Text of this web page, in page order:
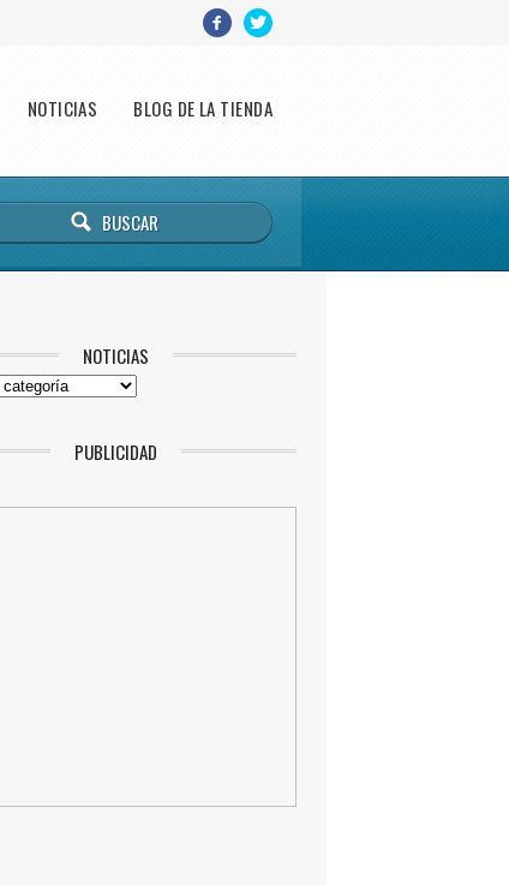
NOTICIAS BLOG DE LA TIENDA
NOTICIAS
PUBLICIDAD